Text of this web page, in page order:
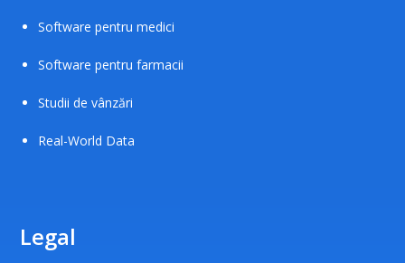
Software pentru medici
Software pentru farmacii
Studii de vânzări
Real-World Data
Legal